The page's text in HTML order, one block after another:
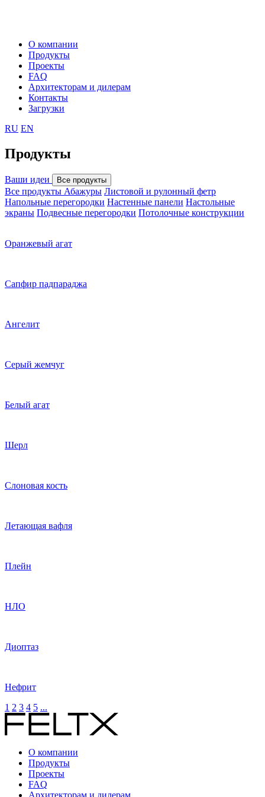
О компании
Продукты
Проекты
FAQ
Архитекторам и дилерам
Контакты
Загрузки
RU EN
Продукты
Ваши идеи Все продукты
Все продукты Абажуры Листовой и рулонный фетр
Напольные перегородки Настенные панели Настольные
экраны Подвесные перегородки Потолочные конструкции
Оранжевый агат
Сапфир падпараджа
Ангелит
Серый жемчуг
Белый агат
Шерл
Слоновая кость
Летающая вафля
Плейн
НЛО
Диоптаз
Нефрит
1 2 3 4 5 ...
О компании
Продукты
Проекты
FAQ
Архитекторам и дилерам